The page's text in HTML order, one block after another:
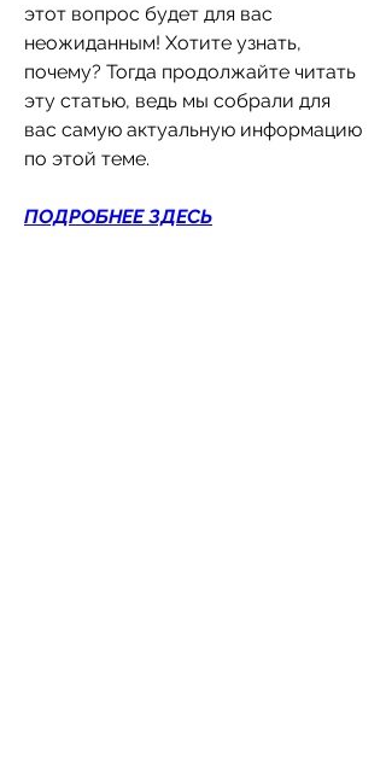
этот вопрос будет для вас
неожиданным! Хотите узнать,
почему? Тогда продолжайте читать
эту статью, ведь мы собрали для
вас самую актуальную информацию
по этой теме.
ПОДРОБНЕЕ ЗДЕСЬ